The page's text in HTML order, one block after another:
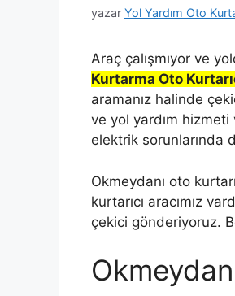
yazar Yol Yardım Oto
Araç çalışmıyor ve
Kurtarma Oto
aramanız halinde
ve yol yardım
elektrik sorunlarında
Okmeydanı oto
kurtarıcı aracımız
çekici gönderiyoruz.